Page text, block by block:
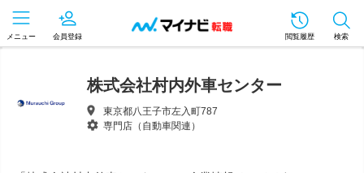
メニュー 会員登録 閲覧履歴 検索
株式会社村内外車センター
東京都八王子市左入町787
専門店（自動車関連）